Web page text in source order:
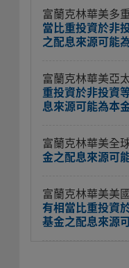
富蘭克林華美多
當比重投資於非
之配息來源可能
富蘭克林華美亞
重投資於非投資
息來源可能為本
富蘭克林華美全
金之配息來源可
富蘭克林華美美
有相當比重投資
基金之配息來源